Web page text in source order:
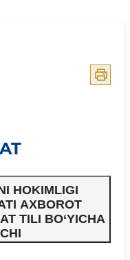
HOKIMLIGI
AXBOROT
TILI BO‘YICHA